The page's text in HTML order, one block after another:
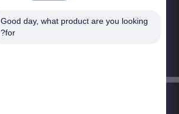
الهاتف：001-512-7443871
Good day, what product are you looking
for?